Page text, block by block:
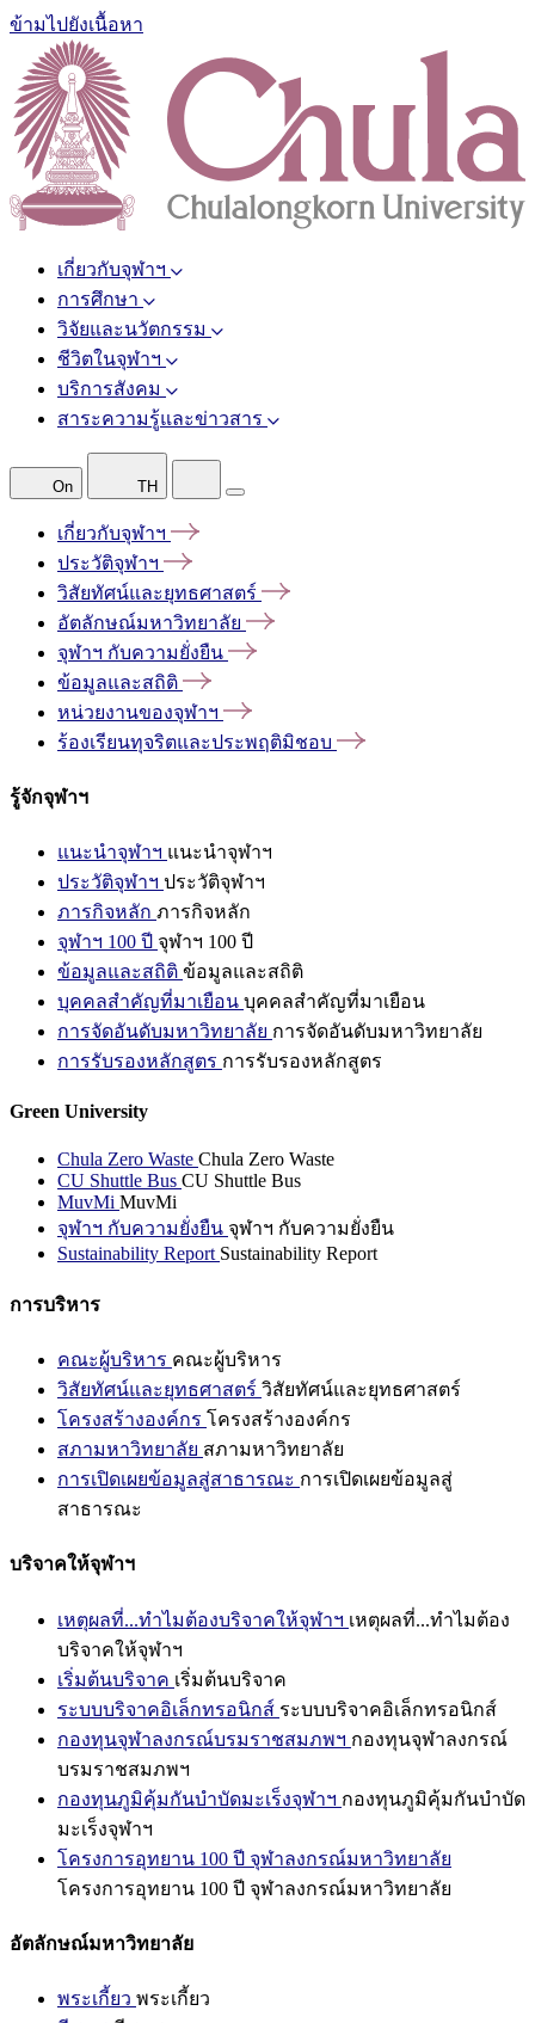
ข้ามไปยังเนื้อหา
เกี่ยวกับจุฬาฯ
การศึกษา
วิจัยและนวัตกรรม
ชีวิตในจุฬาฯ
บริการสังคม
สาระความรู้และข่าวสาร
On TH
เกี่ยวกับจุฬาฯ
ประวัติจุฬาฯ
วิสัยทัศน์และยุทธศาสตร์
อัตลักษณ์มหาวิทยาลัย
จุฬาฯ กับความยั่งยืน
ข้อมูลและสถิติ
หน่วยงานของจุฬาฯ
ร้องเรียนทุจริตและประพฤติมิชอบ
รู้จักจุฬาฯ
แนะนำจุฬาฯ แนะนำจุฬาฯ
ประวัติจุฬาฯ ประวัติจุฬาฯ
ภารกิจหลัก ภารกิจหลัก
จุฬาฯ 100 ปี จุฬาฯ 100 ปี
ข้อมูลและสถิติ ข้อมูลและสถิติ
บุคคลสำคัญที่มาเยือน บุคคลสำคัญที่มาเยือน
การจัดอันดับมหาวิทยาลัย การจัดอันดับมหาวิทยาลัย
การรับรองหลักสูตร การรับรองหลักสูตร
Green University
Chula Zero Waste Chula Zero Waste
CU Shuttle Bus CU Shuttle Bus
MuvMi MuvMi
จุฬาฯ กับความยั่งยืน จุฬาฯ กับความยั่งยืน
Sustainability Report Sustainability Report
การบริหาร
คณะผู้บริหาร คณะผู้บริหาร
วิสัยทัศน์และยุทธศาสตร์ วิสัยทัศน์และยุทธศาสตร์
โครงสร้างองค์กร โครงสร้างองค์กร
สภามหาวิทยาลัย สภามหาวิทยาลัย
การเปิดเผยข้อมูลสู่สาธารณะ การเปิดเผยข้อมูลสู่
สาธารณะ
บริจาคให้จุฬาฯ
เหตุผลที่...ทำไมต้องบริจาคให้จุฬาฯ เหตุผลที่...ทำไมต้อง
บริจาคให้จุฬาฯ
เริ่มต้นบริจาค เริ่มต้นบริจาค
ระบบบริจาคอิเล็กทรอนิกส์ ระบบบริจาคอิเล็กทรอนิกส์
กองทุนจุฬาลงกรณ์บรมราชสมภพฯ กองทุนจุฬาลงกรณ์
บรมราชสมภพฯ
กองทุนภูมิคุ้มกันบำบัดมะเร็งจุฬาฯ กองทุนภูมิคุ้มกันบำบัด
มะเร็งจุฬาฯ
โครงการอุทยาน 100 ปี จุฬาลงกรณ์มหาวิทยาลัย
โครงการอุทยาน 100 ปี จุฬาลงกรณ์มหาวิทยาลัย
อัตลักษณ์มหาวิทยาลัย
พระเกี้ยว พระเกี้ยว